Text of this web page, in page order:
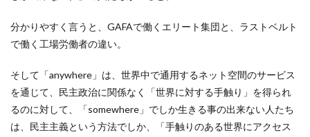
分かりやすく言うと、GAFAで働くエリート集団と、ラストベルト
で働く工場労働者の違い。
そして「anywhere」は、世界中で通用するネット空間のサービス
を通じて、民主政治に関係なく「世界に対する手触り」を得られ
るのに対して、「somewhere」でしか生きる事の出来ない人たち
は、民主主義という方法でしか、「手触りのある世界にアクセス